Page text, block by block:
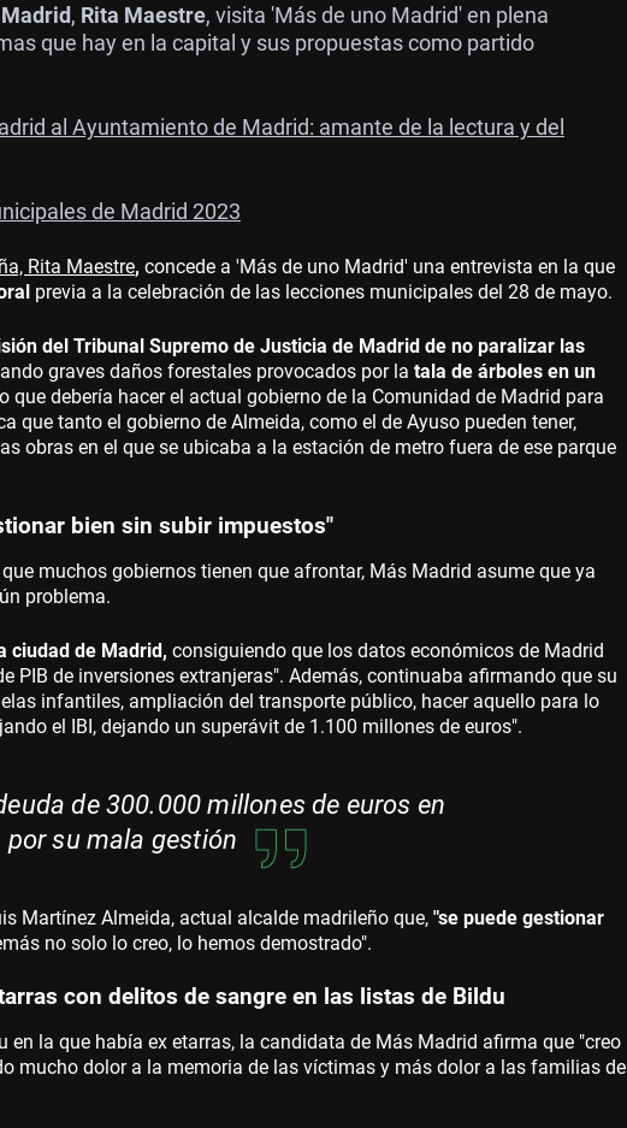
Madrid, Rita Maestre, visita 'Más de uno Madrid' en plena
que hay en la capital y sus propuestas como partido
al Ayuntamiento de Madrid: amante de la lectura y del
de Madrid 2023
Rita Maestre, concede a 'Más de uno Madrid' una entrevista en la que
previa a la celebración de las lecciones municipales del 28 de mayo.
del Tribunal Supremo de Justicia de Madrid de no paralizar las
graves daños forestales provocados por la tala de árboles en un
que debería hacer el actual gobierno de la Comunidad de Madrid para
tanto el gobierno de Almeida, como el de Ayuso pueden tener,
obras en el que se ubicaba a la estación de metro fuera de ese parque
bien sin subir impuestos"
muchos gobiernos tienen que afrontar, Más Madrid asume que ya
problema.
ciudad de Madrid, consiguiendo que los datos económicos de Madrid
PIB de inversiones extranjeras". Además, continuaba afirmando que su
infantiles, ampliación del transporte público, hacer aquello para lo
el IBI, dejando un superávit de 1.100 millones de euros".
de 300.000 millones de euros en
su mala gestión
Martínez Almeida, actual alcalde madrileño que, "se puede gestionar
no solo lo creo, lo hemos demostrado".
con delitos de sangre en las listas de Bildu
la que había ex etarras, la candidata de Más Madrid afirma que "creo
mucho dolor a la memoria de las víctimas y más dolor a las familias de